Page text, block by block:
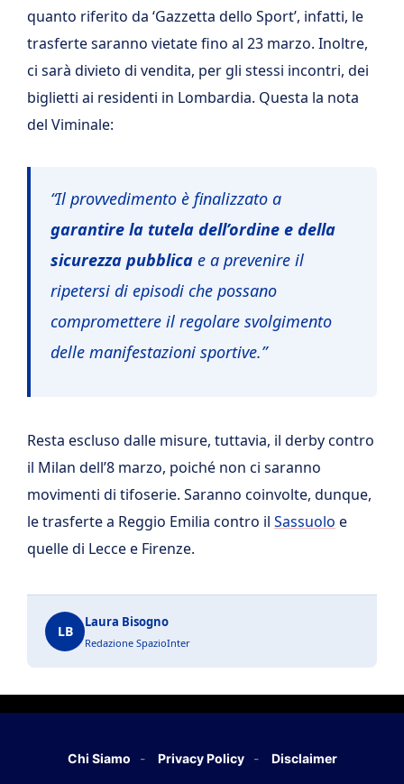
quanto riferito da ‘Gazzetta dello Sport’, infatti, le
trasferte saranno vietate fino al 23 marzo. Inoltre,
ci sarà divieto di vendita, per gli stessi incontri, dei
biglietti ai residenti in Lombardia. Questa la nota
del Viminale:
“Il provvedimento è finalizzato a
garantire la tutela dell’ordine e della
sicurezza pubblica e a prevenire il
ripetersi di episodi che possano
compromettere il regolare svolgimento
delle manifestazioni sportive.”
Resta escluso dalle misure, tuttavia, il derby contro
il Milan dell’8 marzo, poiché non ci saranno
movimenti di tifoserie. Saranno coinvolte, dunque,
le trasferte a Reggio Emilia contro il Sassuolo e
quelle di Lecce e Firenze.
LB
Laura Bisogno
Redazione SpazioInter
Chi Siamo Privacy Policy Disclaimer